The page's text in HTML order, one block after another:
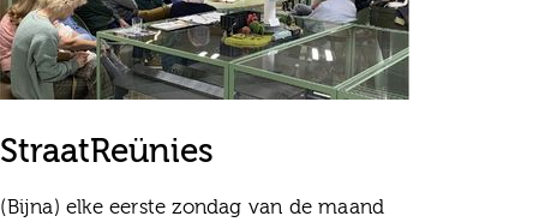
StraatReünies
(Bijna) elke eerste zondag van de maand